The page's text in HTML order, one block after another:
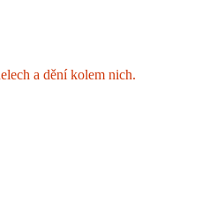
a dění kolem nich.